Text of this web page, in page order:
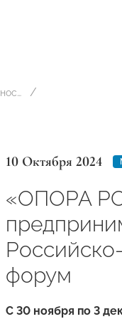
Международная деятельность
10 Октября 2024
«ОПОРА
форум
С 30 ноября по 3